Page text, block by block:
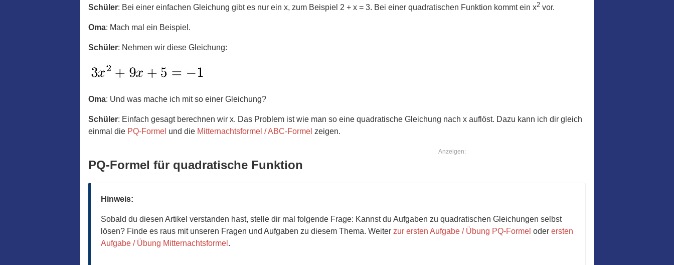
Schüler: Bei einer einfachen Gleichung gibt es nur ein x, zum Beispiel 2 + x = 3. Bei einer quadratischen Funktion kommt ein x2 vor.
Oma: Mach mal ein Beispiel.
Schüler: Nehmen wir diese Gleichung:
Oma: Und was mache ich mit so einer Gleichung?
Schüler: Einfach gesagt berechnen wir x. Das Problem ist wie man so eine quadratische Gleichung nach x auflöst. Dazu kann ich dir gleich
einmal die PQ-Formel und die Mitternachtsformel / ABC-Formel zeigen.
Anzeigen:
PQ-Formel für quadratische Funktion
Hinweis:
Sobald du diesen Artikel verstanden hast, stelle dir mal folgende Frage: Kannst du Aufgaben zu quadratischen Gleichungen selbst
lösen? Finde es raus mit unseren Fragen und Aufgaben zu diesem Thema. Weiter zur ersten Aufgabe / Übung PQ-Formel oder ersten
Aufgabe / Übung Mitternachtsformel .